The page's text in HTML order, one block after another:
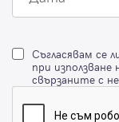
Съгласявам се
при
свързаните с